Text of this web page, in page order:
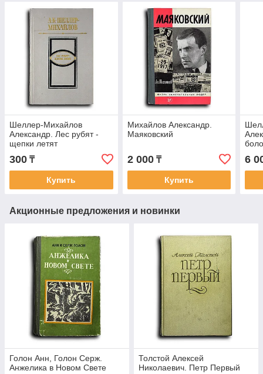
Шеллер-Михайлов
Александр. Лес рубят -
щепки летят
300 ₸
Купить
Михайлов Александр.
Маяковский
2 000₸
Купить
6
Акционные предложения и новинки
Голон Анн, Голон Серж.
Анжелика в Новом Свете
Толстой Алексей
Николаевич. Петр Первый